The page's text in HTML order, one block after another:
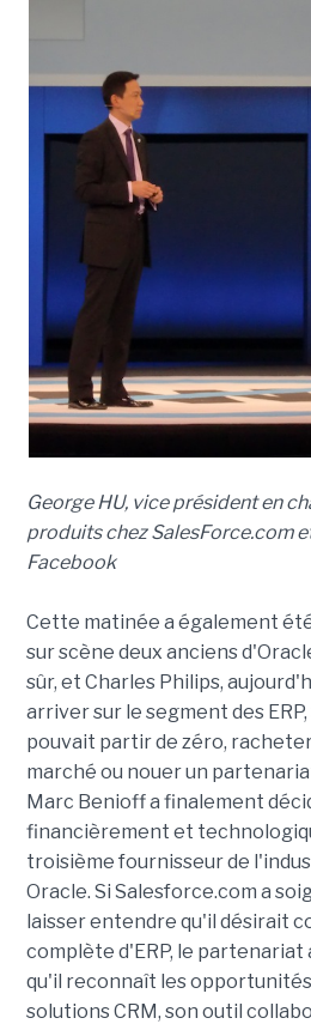
George HU, vice président en
produits chez SalesForce.com
Facebook
Cette matinée a également
sur scène deux anciens
sûr, et Charles Philips,
arriver sur le segment des
pouvait partir de zéro,
marché ou nouer un
Marc Benioff a finalement
financièrement et
troisième fournisseur de
Oracle. Si Salesforce.com a
laisser entendre qu'il désirait
complète d'ERP, le
qu'il reconnaît les
solutions CRM, son outil